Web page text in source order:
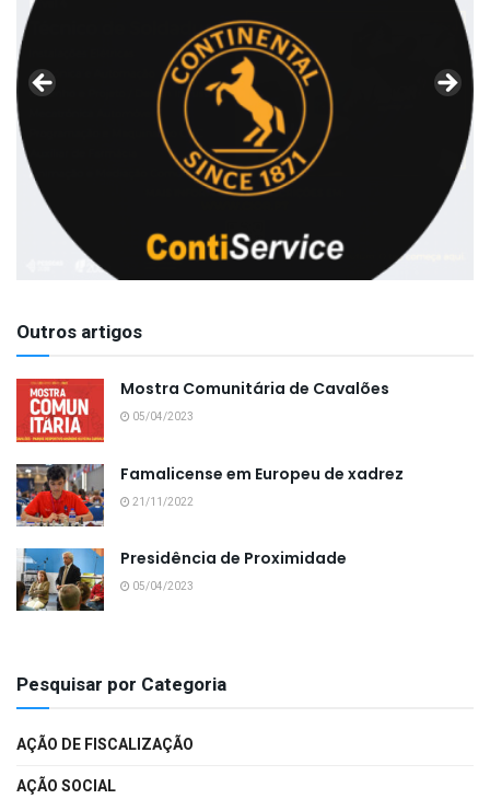
Outros artigos
Mostra Comunitária de Cavalões
05/04/2023
Famalicense em Europeu de xadrez
21/11/2022
Presidência de Proximidade
05/04/2023
Pesquisar por Categoria
AÇÃO DE FISCALIZAÇÃO
AÇÃO SOCIAL